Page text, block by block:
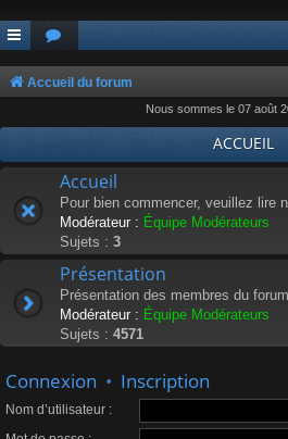
Accueil du forum
Nous sommes le 07 août
ACCUEIL
Accueil
Pour bien commencer, veuillez lire
Modérateur : Équipe Modérateurs
Sujets : 3
Présentation
Présentation des membres du
Modérateur : Équipe Modérateurs
Sujets : 4571
Connexion • Inscription
Nom d’utilisateur :